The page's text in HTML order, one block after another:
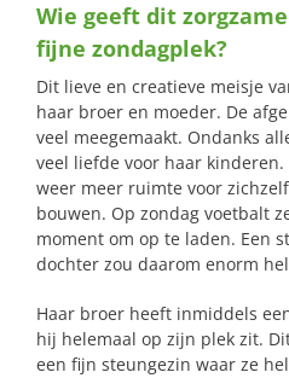
naar:
Wie geeft dit
fijne zondagplek?
Dit lieve en creatieve meisje
haar broer en moeder. De
veel meegemaakt. Ondanks
veel liefde voor haar
weer meer ruimte voor
bouwen. Op zondag voetbalt
moment om op te laden. Een
dochter zou daarom enorm
Haar broer heeft inmiddels
hij helemaal op zijn plek zit.
een fijn steungezin waar ze